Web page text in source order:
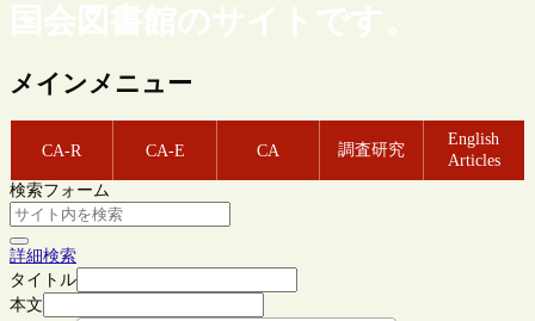
国会図書館のサイトです。
メインメニュー
CA-R CA-E CA 調査研究
English
Articles
検索フォーム
詳細検索
タイトル
本文